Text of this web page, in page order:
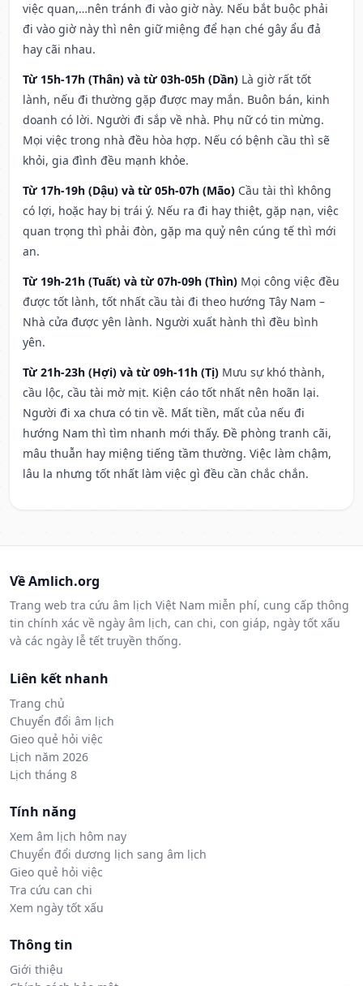
việc quan,…nên tránh đi vào giờ này. Nếu bắt buộc phải
đi vào giờ này thì nên giữ miệng để hạn ché gây ẩu đả
hay cãi nhau.
Từ 15h-17h (Thân) và từ 03h-05h (Dần) Là giờ rất tốt
lành, nếu đi thường gặp được may mắn. Buôn bán, kinh
doanh có lời. Người đi sắp về nhà. Phụ nữ có tin mừng.
Mọi việc trong nhà đều hòa hợp. Nếu có bệnh cầu thì sẽ
khỏi, gia đình đều mạnh khỏe.
Từ 17h-19h (Dậu) và từ 05h-07h (Mão) Cầu tài thì không
có lợi, hoặc hay bị trái ý. Nếu ra đi hay thiệt, gặp nạn, việc
quan trọng thì phải đòn, gặp ma quỷ nên cúng tế thì mới
an.
Từ 19h-21h (Tuất) và từ 07h-09h (Thìn) Mọi công việc đều
được tốt lành, tốt nhất cầu tài đi theo hướng Tây Nam –
Nhà cửa được yên lành. Người xuất hành thì đều bình
yên.
Từ 21h-23h (Hợi) và từ 09h-11h (Tị) Mưu sự khó thành,
cầu lộc, cầu tài mờ mịt. Kiện cáo tốt nhất nên hoãn lại.
Người đi xa chưa có tin về. Mất tiền, mất của nếu đi
hướng Nam thì tìm nhanh mới thấy. Đề phòng tranh cãi,
mâu thuẫn hay miệng tiếng tầm thường. Việc làm chậm,
lâu la nhưng tốt nhất làm việc gì đều cần chắc chắn.
Về Amlich.org
Trang web tra cứu âm lịch Việt Nam miễn phí, cung cấp thông
tin chính xác về ngày âm lịch, can chi, con giáp, ngày tốt xấu
và các ngày lễ tết truyền thống.
Liên kết nhanh
Trang chủ
Chuyển đổi âm lịch
Gieo quẻ hỏi việc
Lịch năm 2026
Lịch tháng 8
Tính năng
Xem âm lịch hôm nay
Chuyển đổi dương lịch sang âm lịch
Gieo quẻ hỏi việc
Tra cứu can chi
Xem ngày tốt xấu
Thông tin
Giới thiệu